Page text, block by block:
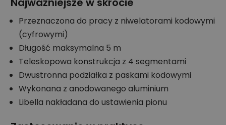
Przeznaczona do pracy z niwelatorami kodowymi
(cyfrowymi)
Długość maksymalna 5 m
Teleskopowa konstrukcja z 4 segmentami
Dwustronna podziałka z paskami kodowymi
Wykonana z anodowanego aluminium
Libella nakładana do ustawienia pionu